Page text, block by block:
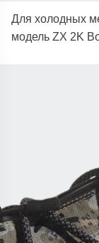
Для холодных
модель ZX 2K